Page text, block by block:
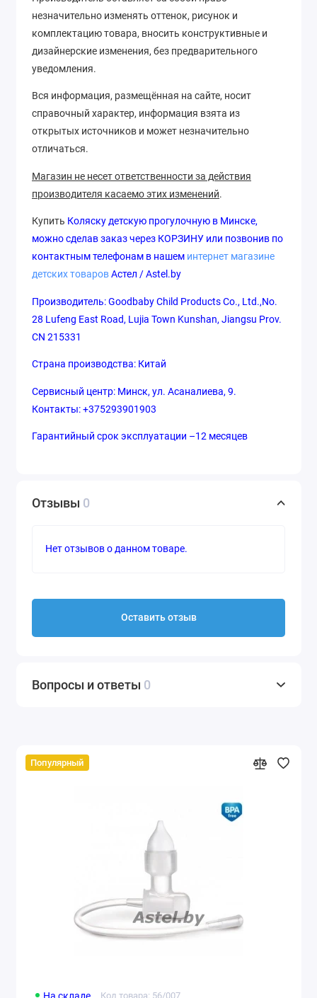
незначительно изменять оттенок, рисунок и
комплектацию товара, вносить конструктивные и
дизайнерские изменения, без предварительного
уведомления.
Вся информация, размещённая на сайте, носит
справочный характер, информация взята из
открытых источников и может незначительно
отличаться.
Магазин не несет ответственности за действия
производителя касаемо этих изменений.
Купить Коляску детскую прогулочную в Минске,
можно сделав заказ через КОРЗИНУ или позвонив по
контактным телефонам в нашем интернет магазине
детских товаровАстел / Astel.by
Производитель: Goodbaby Child Products Co., Ltd.,No.
28 Lufeng East Road, Lujia Town Kunshan, Jiangsu Prov.
CN 215331
Страна производства: Китай
Сервисный центр: Минск, ул. Асаналиева, 9.
Контакты: +375293901903
Гарантийный срок эксплуатации –12 месяцев
Отзывы 0
Нет отзывов о данном товаре.
Оставить отзыв
Вопросы и ответы 0
Популярный
Код товара: 56/007